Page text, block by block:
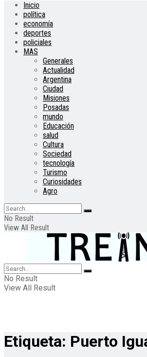
Inicio
política
economía
deportes
policiales
MAS
Generales
Actualidad
Argentina
Ciudad
Misiones
Posadas
mundo
Educación
salud
Cultura
Sociedad
tecnología
Turismo
Curiosidades
Agro
No Result
View All Result
No Result
View All Result
Etiqueta: Puerto